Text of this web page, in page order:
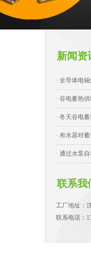
新闻资
· 全导体电
· 谷电蓄热
· 冬天谷电
· 布水器对
· 通过水泵
联系我
工厂地址：
联系电话：